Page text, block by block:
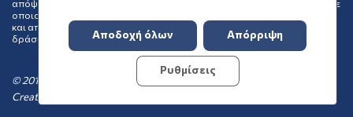
απόψεις των οργανώσεων που επιλέγει να επιχορηγήσει ή να ενισχύσει με
οποιονδήποτε τρόπο και δεν μπορεί να συναχθεί αποδοχή των θέσεων
και απόψεων αυτών από το Ίδρυμα, ως συνέπεια της κοινωφελούς
δράσης του.
© 2016-2026 Ίδρυμα Μποδοσάκη
Created by
Αποδοχή όλων Απόρριψη
Ρυθμίσεις